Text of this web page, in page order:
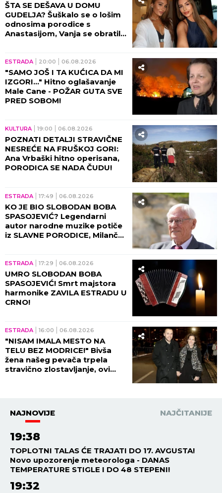
ŠTA SE DEŠAVA U DOMU
GUDELJA? Šuškalo se o lošim
odnosima porodice s
Anastasijom, Vanja se obratila
ESTRADA 20:00 06.08.2026
"SAMO JOŠ I TA KUĆICA DA MI
IZGORI..." Hitno oglašavanje
Male Cane - POŽAR GUTA SVE
PRED SOBOM!
KULTURA 19:00 06.08.2026
POZNATI DETALJI STRAVIČNE
NESREĆE NA FRUŠKOJ GORI:
Ana Vrbaški hitno operisana,
PORODICA SE NADA ČUDU!
ESTRADA 17:49 06.08.2026
KO JE BIO SLOBODAN BOBA
SPASOJEVIĆ? Legendarni
autor narodne muzike potiče
iz SLAVNE PORODICE, Milanče
ESTRADA 17:29 06.08.2026
UMRO SLOBODAN BOBA
SPASOJEVIĆ! Smrt majstora
harmonike ZAVILA ESTRADU U
CRNO!
ESTRADA 16:00 06.08.2026
"NISAM IMALA MESTO NA
TELU BEZ MODRICE!" Bivša
žena našeg pevača trpela
stravično zlostavljanje, ovi
NAJNOVIJE NAJČITANIJE
19:38
TOPLOTNI TALAS ĆE TRAJATI DO 17. AVGUSTA!
Novo upozorenje meteorologa - DANAS
TEMPERATURE STIGLE I DO 48 STEPENI!
19:32